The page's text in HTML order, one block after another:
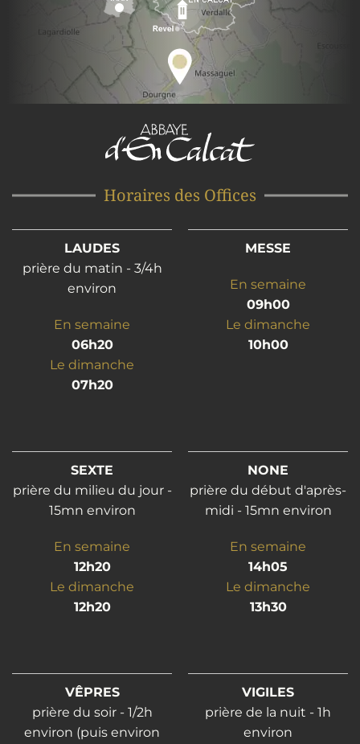
Horaires des Offices
LAUDES
prière du matin - 3/4h
environ
En semaine
06h20
Le dimanche
07h20
MESSE
En semaine
09h00
Le dimanche
10h00
SEXTE
prière du milieu du jour -
15mn environ
En semaine
12h20
Le dimanche
12h20
NONE
prière du début d'après-
midi - 15mn environ
En semaine
14h05
Le dimanche
13h30
VÊPRES
prière du soir - 1/2h
environ (puis environ
VIGILES
prière de la nuit - 1h
environ